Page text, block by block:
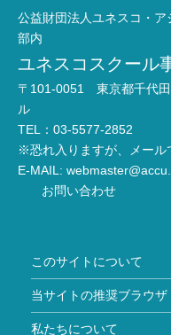
公益財団法人ユネスコ・
部内
ユネスコスクール
〒101-0051 東京都千代
ル
TEL：03-5577-2852
※恐れ入りますが、メール
E-MAIL:
お問い合わせ
このサイトについて
当サイトの推奨ブラウザ
私たちについて